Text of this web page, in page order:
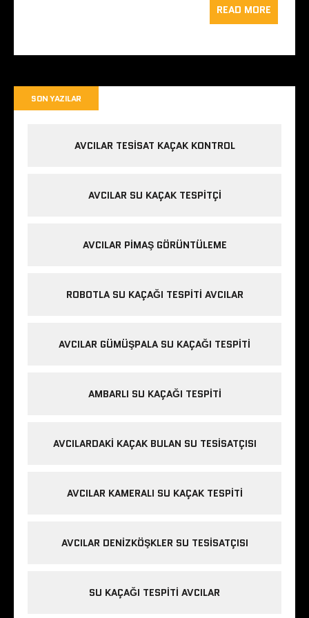
READ MORE
SON YAZILAR
AVCILAR TESISAT KAÇAK KONTROL
AVCILAR SU KAÇAK TESPITÇI
AVCILAR PIMAŞ GÖRÜNTÜLEME
ROBOTLA SU KAÇAĞI TESPITI AVCILAR
AVCILAR GÜMÜŞPALA SU KAÇAĞI TESPITI
AMBARLI SU KAÇAĞI TESPITI
AVCILARDAKI KAÇAK BULAN SU TESISATÇISI
AVCILAR KAMERALI SU KAÇAK TESPITI
AVCILAR DENIZKÖŞKLER SU TESISATÇISI
SU KAÇAĞI TESPITI AVCILAR